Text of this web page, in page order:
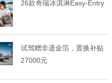
26款奇瑞冰淇淋Easy-Entry
试驾赠非遗金箔，置换补贴
27000元